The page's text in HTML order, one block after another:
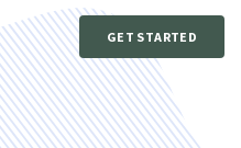
GET STARTED